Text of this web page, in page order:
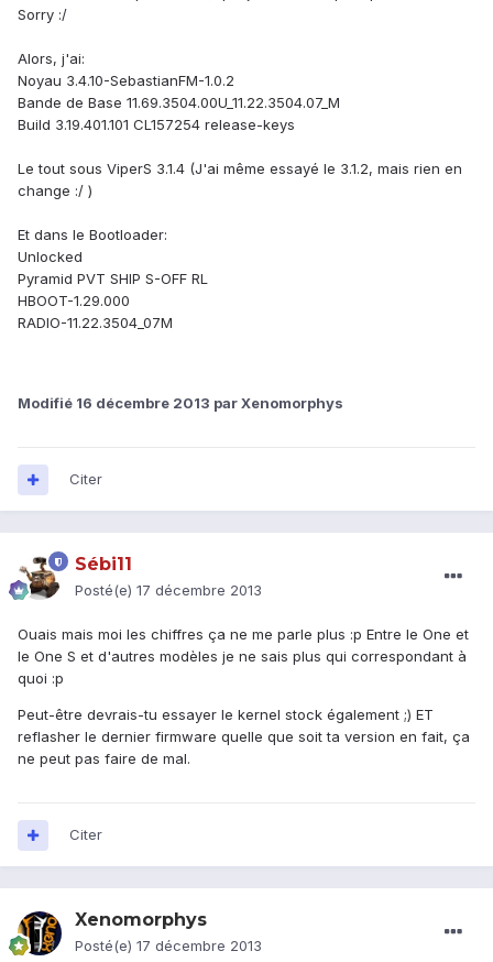
Sorry :/
Alors, j'ai:
Noyau 3.4.10-SebastianFM-1.0.2
Bande de Base 11.69.3504.00U_11.22.3504.07_M
Build 3.19.401.101 CL157254 release-keys
Le tout sous ViperS 3.1.4 (J'ai même essayé le 3.1.2, mais rien en
change :/ )
Et dans le Bootloader:
Unlocked
Pyramid PVT SHIP S-OFF RL
HBOOT-1.29.000
RADIO-11.22.3504_07M
Modifié 16 décembre 2013 par Xenomorphys
Citer
Sébi11
Posté(e) 17 décembre 2013
Ouais mais moi les chiffres ça ne me parle plus :p Entre le One et
le One S et d'autres modèles je ne sais plus qui correspondant à
quoi :p
Peut-être devrais-tu essayer le kernel stock également ;) ET
reflasher le dernier firmware quelle que soit ta version en fait, ça
ne peut pas faire de mal.
Citer
Xenomorphys
Posté(e) 17 décembre 2013